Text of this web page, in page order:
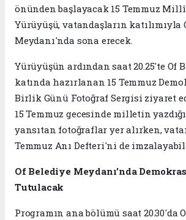
önünden başlayacak 15 Temmuz
Yürüyüşü, vatandaşların katılımıyla
Meydanı'nda sona erecek.
Yürüyüşün ardından saat 20.25'te Of
katında hazırlanan 15 Temmuz
Birlik Günü Fotoğraf Sergisi ziyaret
15 Temmuz gecesinde milletin
yansıtan fotoğraflar yer alırken,
Temmuz Anı Defteri'ni de
Of Belediye Meydanı'nda
Tutulacak
Programın ana bölümü saat 20.30'da